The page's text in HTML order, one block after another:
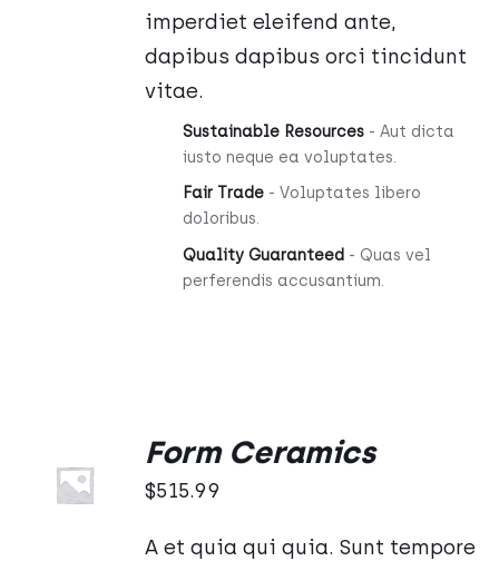
imperdiet eleifend ante,
dapibus dapibus orci tincidunt
vitae.
Sustainable Resources- Aut dicta
iusto neque ea voluptates.
Fair Trade- Voluptates libero
doloribus.
Quality Guaranteed - Quas vel
perferendis accusantium.
5.00na 5
DO
KOSZYKA
Form Ceramics
$515.99
A et quia qui quia. Sunt tempore